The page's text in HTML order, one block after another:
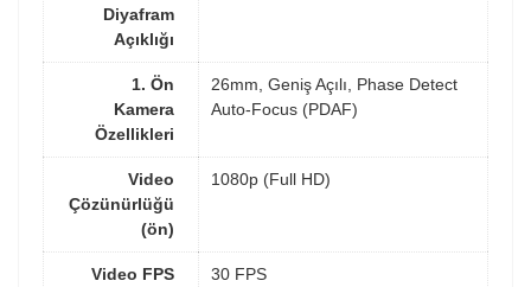
Diyafram
Açıklığı
1. Ön
Kamera
Özellikleri
26mm, Geniş Açılı, Phase Detect
Auto-Focus (PDAF)
Video
Çözünürlüğü
(ön)
1080p (Full HD)
Video FPS
30 FPS